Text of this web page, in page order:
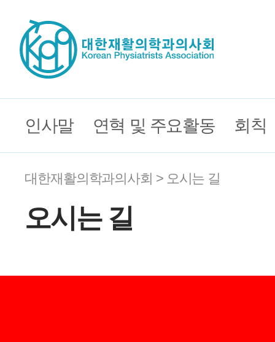
인사말 연혁 및 주요활동 회칙
대한재활의학과의사회 > 오시는 길
오시는 길